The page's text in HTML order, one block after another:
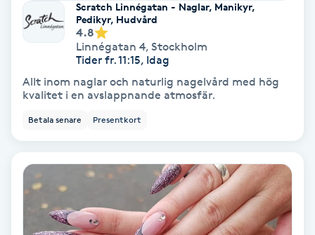
Coachning
Color correction
Cryoterapi
Dermapen
Diamantslipning
Scratch Linnégatan - Naglar, Manikyr,
Pedikyr, Hudvård
4.8
Linnégatan 4, Stockholm
Tider fr. 11:15, Idag
Allt inom naglar och naturlig nagelvård med hög
kvalitet i en avslappnande atmosfär.
Betala senare Presentkort